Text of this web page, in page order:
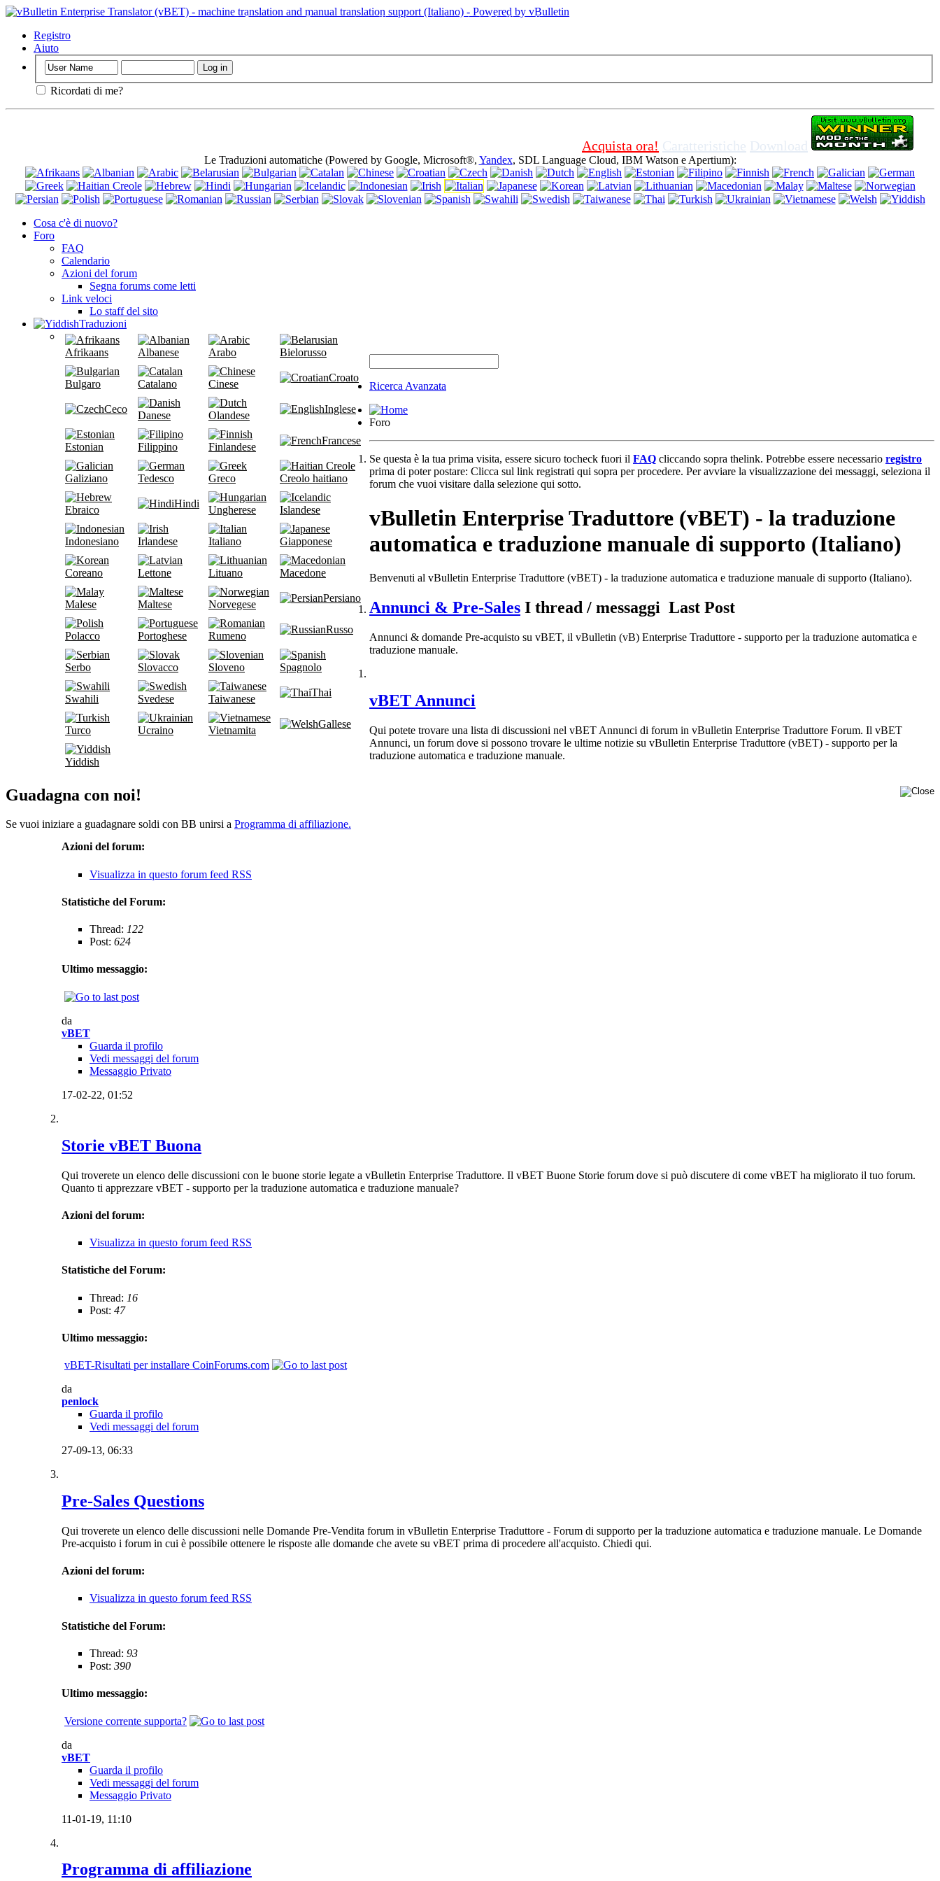
Importante: Questa pagina utilizza i cookie (cookies). L'utilizzo di questo sito senza disattivare i cookies in del browser, significa che sei d'accordo per il suo
Registro
Aiuto
Ricordati di me?
Acquista ora! Caratteristiche Download
Le Traduzioni automatiche (Powered by Google, Microsoft®, Yandex, SDL Language Cloud, IBM Watson e Apertium):
Cosa c'è di nuovo?
Foro
FAQ
Calendario
Azioni del forum
Segna forums come letti
Link veloci
Lo staff del sito
Traduzioni
Afrikaans Albanese Arabo Bielorusso
Bulgaro Catalano Cinese
Croato
Ceco
Danese Olandese
Inglese
Estonian Filippino Finlandese
Francese
Galiziano Tedesco Greco Creolo haitiano
Ebraico
Hindi
Ungherese Islandese
Indonesiano Irlandese Italiano Giapponese
Coreano Lettone Lituano Macedone
Malese Maltese Norvegese
Persiano
Polacco Portoghese Rumeno
Russo
Serbo Slovacco Sloveno Spagnolo
Swahili Svedese Taiwanese
Thai
Turco Ucraino Vietnamita
Gallese
Yiddish
Ricerca Avanzata
Foro
Guadagna con noi!
Se vuoi iniziare a guadagnare soldi con BB unirsi a Programma di affiliazione.
Se questa è la tua prima visita, essere sicuro tocheck fuori il FAQ cliccando sopra thelink. Potrebbe essere necessario registro
prima di poter postare: Clicca sul link registrati qui sopra per procedere. Per avviare la visualizzazione dei messaggi, seleziona il
forum che vuoi visitare dalla selezione qui sotto.
vBulletin Enterprise Traduttore (vBET) - la traduzione
automatica e traduzione manuale di supporto (Italiano)
Benvenuti al vBulletin Enterprise Traduttore (vBET) - la traduzione automatica e traduzione manuale di supporto (Italiano).
Annunci & Pre-Sales I thread / messaggi Last Post
Annunci & domande Pre-acquisto su vBET, il vBulletin (vB) Enterprise Traduttore - supporto per la traduzione automatica e
traduzione manuale.
vBET Annunci
Qui potete trovare una lista di discussioni nel vBET Annunci di forum in vBulletin Enterprise Traduttore Forum. Il vBET
Annunci, un forum dove si possono trovare le ultime notizie su vBulletin Enterprise Traduttore (vBET) - supporto per la
traduzione automatica e traduzione manuale.
Azioni del forum:
Visualizza in questo forum feed RSS
Statistiche del Forum:
Thread: 122
Post: 624
Ultimo messaggio:
da
vBET
Guarda il profilo
Vedi messaggi del forum
Messaggio Privato
17-02-22, 01:52
Storie vBET Buona
Qui troverete un elenco delle discussioni con le buone storie legate a vBulletin Enterprise Traduttore. Il vBET Buone Storie forum dove si può discutere di come vBET ha migliorato il tuo forum.
Quanto ti apprezzare vBET - supporto per la traduzione automatica e traduzione manuale?
Azioni del forum:
Visualizza in questo forum feed RSS
Statistiche del Forum:
Thread: 16
Post: 47
Ultimo messaggio:
vBET-Risultati per installare CoinForums.com
da
penlock
Guarda il profilo
Vedi messaggi del forum
27-09-13, 06:33
Pre-Sales Questions
Qui troverete un elenco delle discussioni nelle Domande Pre-Vendita forum in vBulletin Enterprise Traduttore - Forum di supporto per la traduzione automatica e traduzione manuale. Le Domande
Pre-acquisto i forum in cui è possibile ottenere le risposte alle domande che avete su vBET prima di procedere all'acquisto. Chiedi qui.
Azioni del forum:
Visualizza in questo forum feed RSS
Statistiche del Forum:
Thread: 93
Post: 390
Ultimo messaggio:
Versione corrente supporta?
da
vBET
Guarda il profilo
Vedi messaggi del forum
Messaggio Privato
11-01-19, 11:10
Programma di affiliazione